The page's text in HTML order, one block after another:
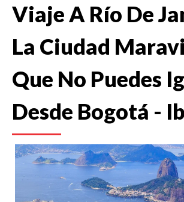
Viaje A Río De
La Ciudad
Que No Puedes
Desde Bogotá -